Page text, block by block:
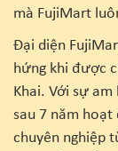
mà FujiMart
Đại diện
hứng khi được
Khai. Với sự
sau 7 năm hoạt
chuyên nghiệp